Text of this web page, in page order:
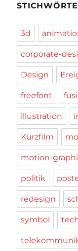
3d
corporate-
Design
freefont
illustration
Kurzfilm
motion-
politik
redesign
symbol